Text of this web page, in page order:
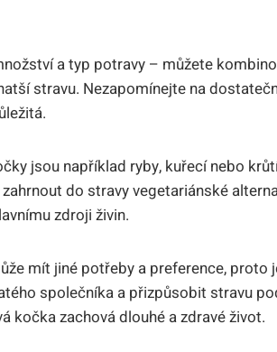
a typ potravy – můžete
stravu. Nezapomínejte na
jsou například ryby, kuřecí nebo
do stravy vegetariánské
zdroji živin.
mít jiné potřeby a preference, proto
společníka a přizpůsobit stravu
kočka zachová dlouhé a zdravé život.